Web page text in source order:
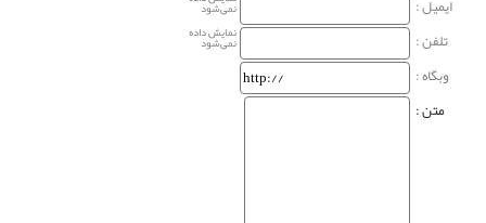
ایمیل :
نمی‌شود
تلفن : نمایش داده
نمی‌شود
وبگاه‌ :
متن :